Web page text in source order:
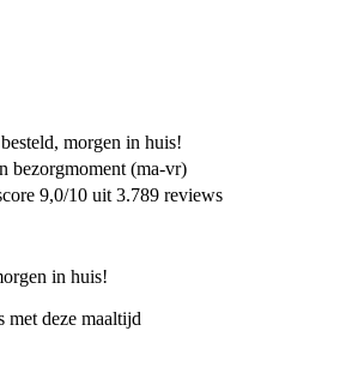
morgen in huis!
bezorgmoment (ma-vr)
9,0/10 uit 3.789 reviews
in huis!
met deze maaltijd